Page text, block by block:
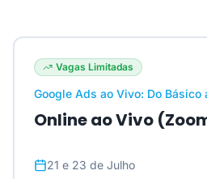
Vagas Limitadas
Google Ads ao Vivo: Do Básico
Online ao Vivo
21 e 23 de Julho